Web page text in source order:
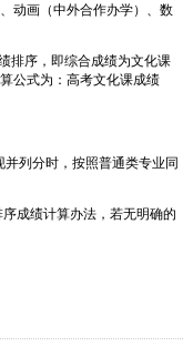
动画（中外合作办学）、数
序，即综合成绩为文化课
公式为：高考文化课成绩
列分时，按照普通类专业同
成绩计算办法，若无明确的